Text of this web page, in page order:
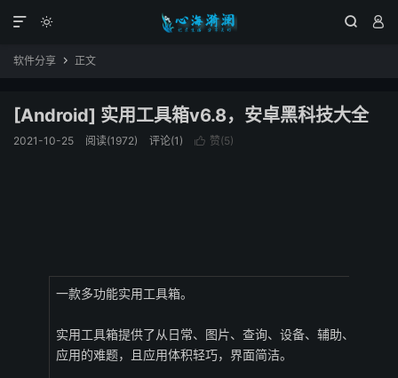
  

软件分享  正文
[Android] 实用工具箱v6.8，安卓黑科技大全
2021-10-25 阅读(1972) 评论(1)  赞(5)
一款多功能实用工具箱。
实用工具箱提供了从日常、图片、查询、设备、辅助、提取
应用的难题，且应用体积轻巧，界面简洁。